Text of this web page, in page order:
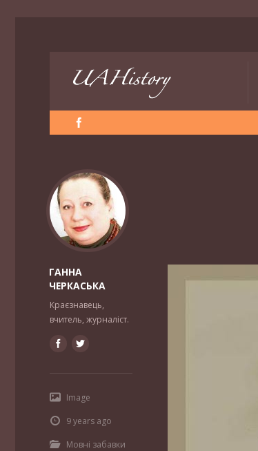
ГАННА
ЧЕРКАСЬКА
Краєзнавець,
вчитель, журналіст.
Image
9 years ago
Мовні забавки